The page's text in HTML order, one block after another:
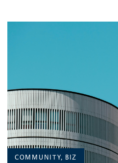
COMMUNITY, BIZ